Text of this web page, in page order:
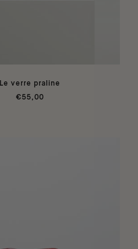
Le verre praline
€55,00